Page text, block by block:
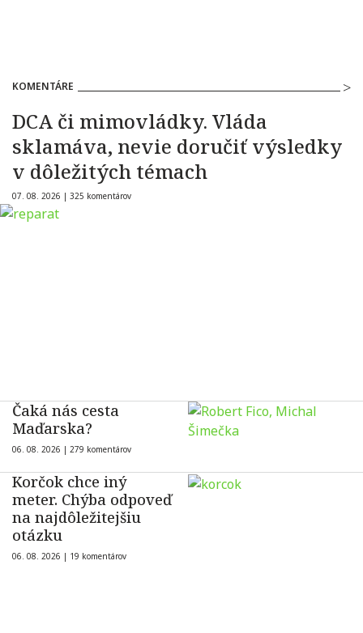
KOMENTÁRE
DCA či mimovládky. Vláda
sklamáva, nevie doručiť výsledky
v dôležitých témach
07. 08. 2026 | 325 komentárov
Čaká nás cesta
Maďarska?
06. 08. 2026 | 279 komentárov
Korčok chce iný
meter. Chýba odpoveď
na najdôležitejšiu
otázku
06. 08. 2026 | 19 komentárov